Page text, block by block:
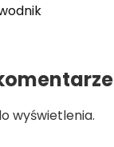
wyświetlenia.